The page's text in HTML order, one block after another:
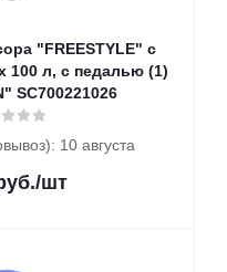
"FREESTYLE" с
100 л, с педалью (1)
SC700221026
10 августа
/шт